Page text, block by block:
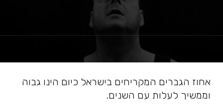
אחוז הגברים המקריחים בישראל כיום הינו גבוה
וממשיך לעלות עם השנים.